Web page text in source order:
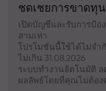
ชดเชยการขาดทุน
เปิดบัญชีและรับการป้อ
สามเท่า
โปรโมชั่นนี้ใช้ได้ไม่จำ
ไม่เกิน 31.08.2026
ระบบทำงานอัตโนมัติ ล
ผลลัพธ์โดยที่คุณไม่ต้อง